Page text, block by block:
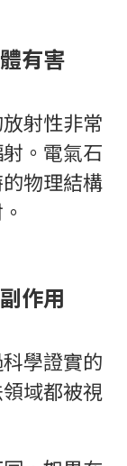
有害
射性非常
。電氣石
物理結構
作用
學證實的
域都被視